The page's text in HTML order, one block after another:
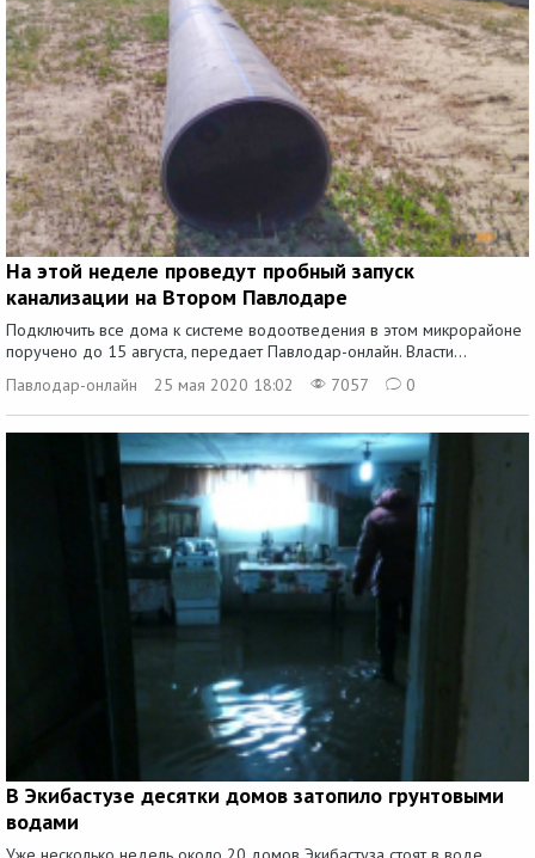
На этой неделе проведут пробный запуск
канализации на Втором Павлодаре
Подключить все дома к системе водоотведения в этом микрорайоне
поручено до 15 августа, передает Павлодар-онлайн. Власти...
Павлодар-онлайн
25 мая 2020 18:02 7057 0
В Экибастузе десятки домов затопило грунтовыми
водами